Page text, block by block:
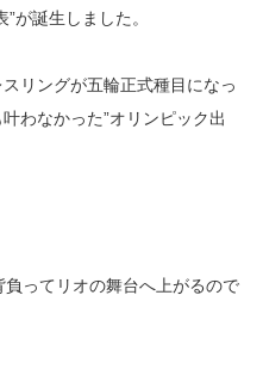
が誕生しました。
リングが五輪正式種目になっ
わなかった”オリンピック出
ってリオの舞台へ上がるので